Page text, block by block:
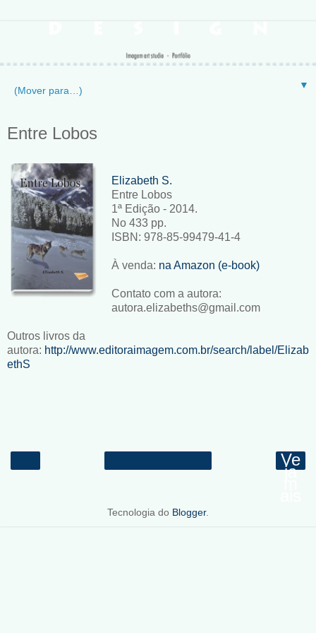
▼
Entre Lobos
Elizabeth S.
Entre Lobos
1ª Edição - 2014.
No 433 pp.
ISBN: 978-85-99479-41-4
À venda: na Amazon (e-book)
Contato com a autora:
autora.elizabeths@gmail.com
Outros livros da
autora: http://www.editoraimagem.com.br/search/label/Elizab
ethS
Ve
ja
Tecnologia do Blogger.